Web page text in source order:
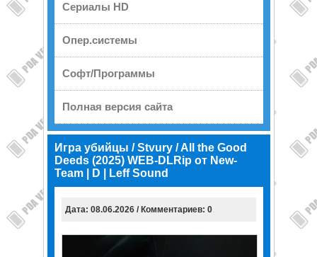
Сериалы HD
Опер.системы
Софт/Программы
Полная версия сайта
Игра убийцы / Stvury / All the Good
Deeds (2025) WEB-DLRip от New-
Team | D | Leff Sound
Дата: 08.06.2026 / Комментариев: 0